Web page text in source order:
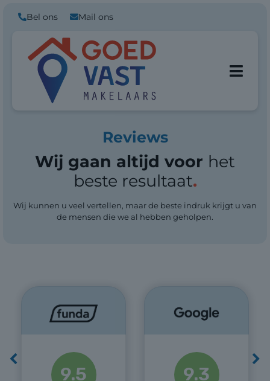
Bel ons Mail ons
Reviews
Wij gaan altijd voor het
beste resultaat.
Wij kunnen u veel vertellen, maar de beste indruk krijgt u van
de mensen die we al hebben geholpen.